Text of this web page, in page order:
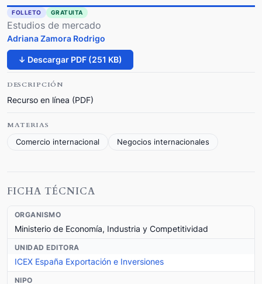
FOLLETO GRATUITA
Estudios de mercado
Adriana Zamora Rodrigo
↓ Descargar PDF (251 KB)
DESCRIPCIÓN
Recurso en línea (PDF)
MATERIAS
Comercio internacional
Negocios internacionales
FICHA TÉCNICA
ORGANISMO
Ministerio de Economía, Industria y Competitividad
UNIDAD EDITORA
ICEX España Exportación e Inversiones
NIPO